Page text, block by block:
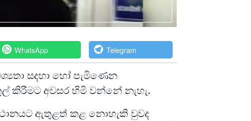
WhatsApp Telegram
සදහා හෝ පැමිණෙන
කිරීමට අවසර හිමි වන්නේ නැහැ.
ඇතුළත් කළ නොහැකි වුවද